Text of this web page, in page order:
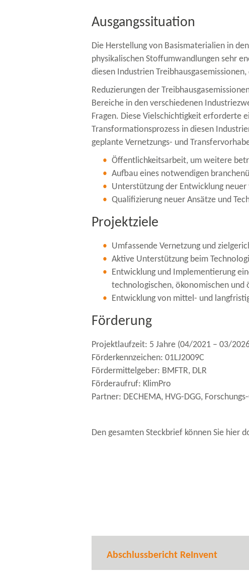
Ausgangssituation
Die Herstellung von Basismaterialien in
physikalischen Stoffumwandlungen sehr
diesen Industrien
Reduzierungen der
Bereiche in den verschiedenen
Fragen. Diese Vielschichtigkeit erforderte
Transformationsprozess in diesen
geplante Vernetzungs-​ und
Öffentlichkeitsarbeit, um weitere
Aufbau eines notwendigen
Unterstützung der Entwicklung
Qualifizierung neuer Ansätze und
Projektziele
Umfassende Vernetzung und
Aktive Unterstützung beim
Entwicklung und Implementierung
technologischen, ökonomischen und
Entwicklung von mittel-​ und
Förderung
Projektlaufzeit: 5 Jahre (04/2021 – 03/
Förderkennzeichen: 01LJ2009C
Fördermittelgeber: BMFTR, DLR
Förderaufruf: KlimPro
Partner: DECHEMA, HVG-​DGG,
Den gesamten Steckbrief können Sie hier
Abschlussbericht ReInvent